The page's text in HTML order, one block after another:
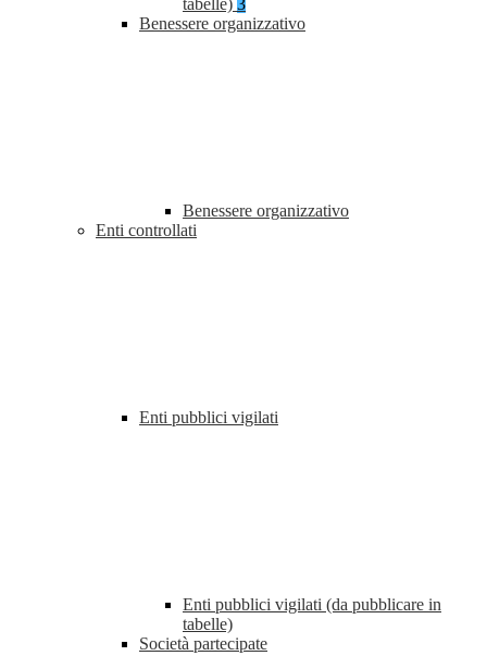
tabelle) 3
Benessere organizzativo
Benessere organizzativo
Enti controllati
Enti pubblici vigilati
Enti pubblici vigilati (da pubblicare in
tabelle)
Società partecipate